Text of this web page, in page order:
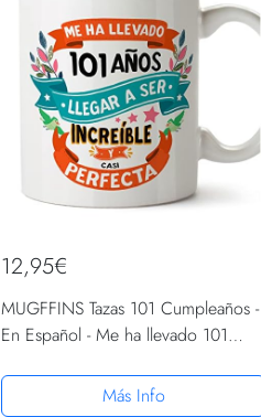
12,95€
MUGFFINS Tazas 101 Cumpleaños -
En Español - Me ha llevado 101
Regalo original y divertido
Más Info